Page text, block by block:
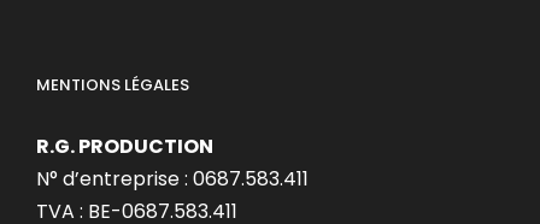
MENTIONS LÉGALES
R.G. PRODUCTION
N° d’entreprise : 0687.583.411
TVA : BE-0687.583.411